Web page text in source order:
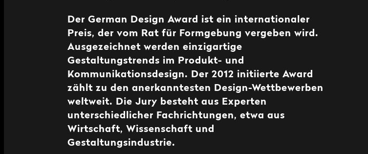
Der German Design Award ist ein internationaler
Preis, der vom Rat für Formgebung vergeben wird.
Ausgezeichnet werden einzigartige
Gestaltungstrends im Produkt- und
Kommunikationsdesign. Der 2012 initiierte Award
zählt zu den anerkanntesten Design-Wettbewerben
weltweit. Die Jury besteht aus Experten
unterschiedlicher Fachrichtungen, etwa aus
Wirtschaft, Wissenschaft und
Gestaltungsindustrie.